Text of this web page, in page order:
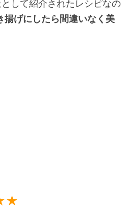
して紹介されたレシピなの
揚げにしたら間違いなく美